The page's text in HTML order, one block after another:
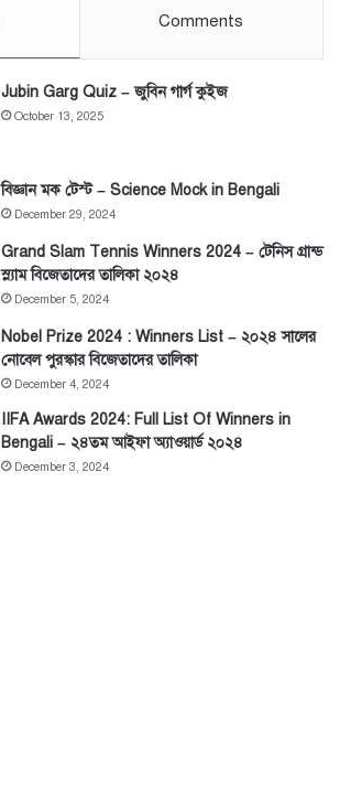
Comments
Jubin Garg Quiz – জুবিন গার্গ কুইজ
October 13, 2025
বিজ্ঞান মক টেস্ট – Science Mock in Bengali
December 29, 2024
Grand Slam Tennis Winners 2024 – টেনিস গ্রান্ড
স্ল্যাম বিজেতাদের তালিকা ২০২৪
December 5, 2024
Nobel Prize 2024 : Winners List – ২০২৪ সালের
নোবেল পুরস্কার বিজেতাদের তালিকা
December 4, 2024
IIFA Awards 2024: Full List Of Winners in
Bengali – ২৪তম আইফা অ্যাওয়ার্ড ২০২৪
December 3, 2024